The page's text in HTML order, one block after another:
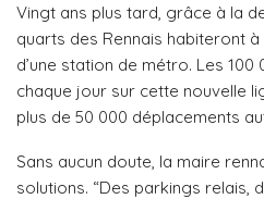
Vingt ans plus tard, grâce à la
quarts des Rennais habiteront
d’une station de métro. Les
chaque jour sur cette nouvelle
plus de 50 000 déplacements
Sans aucun doute, la maire
solutions. “Des parkings relais,